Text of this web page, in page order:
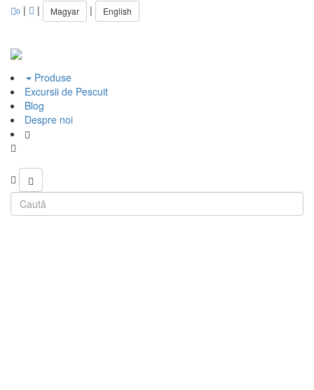
0 | | Magyar | English
Produse
Excursii de Pescuit
Blog
Despre noi